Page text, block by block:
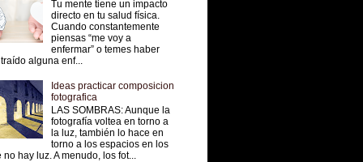
Tu mente tiene un impacto
directo en tu salud física.
Cuando constantemente
piensas “me voy a
enfermar” o temes haber
alguna enf...
Ideas practicar composicion
fotografica
LAS SOMBRAS: Aunque la
fotografía voltea en torno a
la luz, también lo hace en
torno a los espacios en los
no hay luz. A menudo, los fot...